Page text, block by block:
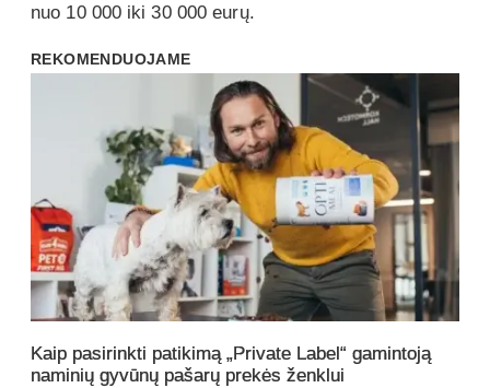
nuo 10 000 iki 30 000 eurų.
REKOMENDUOJAME
Kaip pasirinkti patikimą „Private Label“ gamintoją
naminių gyvūnų pašarų prekės ženklui